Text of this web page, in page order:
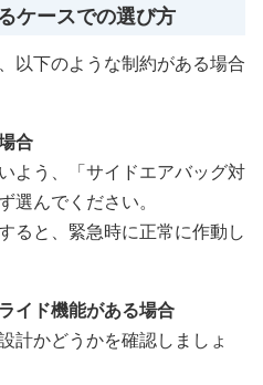
ケースでの選び方
以下のような制約がある場合
合
よう、「サイドエアバッグ対
選んでください。
ると、緊急時に正常に作動し
イド機能がある場合
計かどうかを確認しましょ